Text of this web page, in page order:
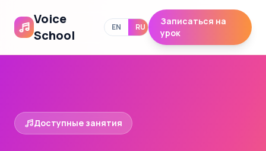
Voice
School
EN RU
Записаться на
урок
Доступные занятия